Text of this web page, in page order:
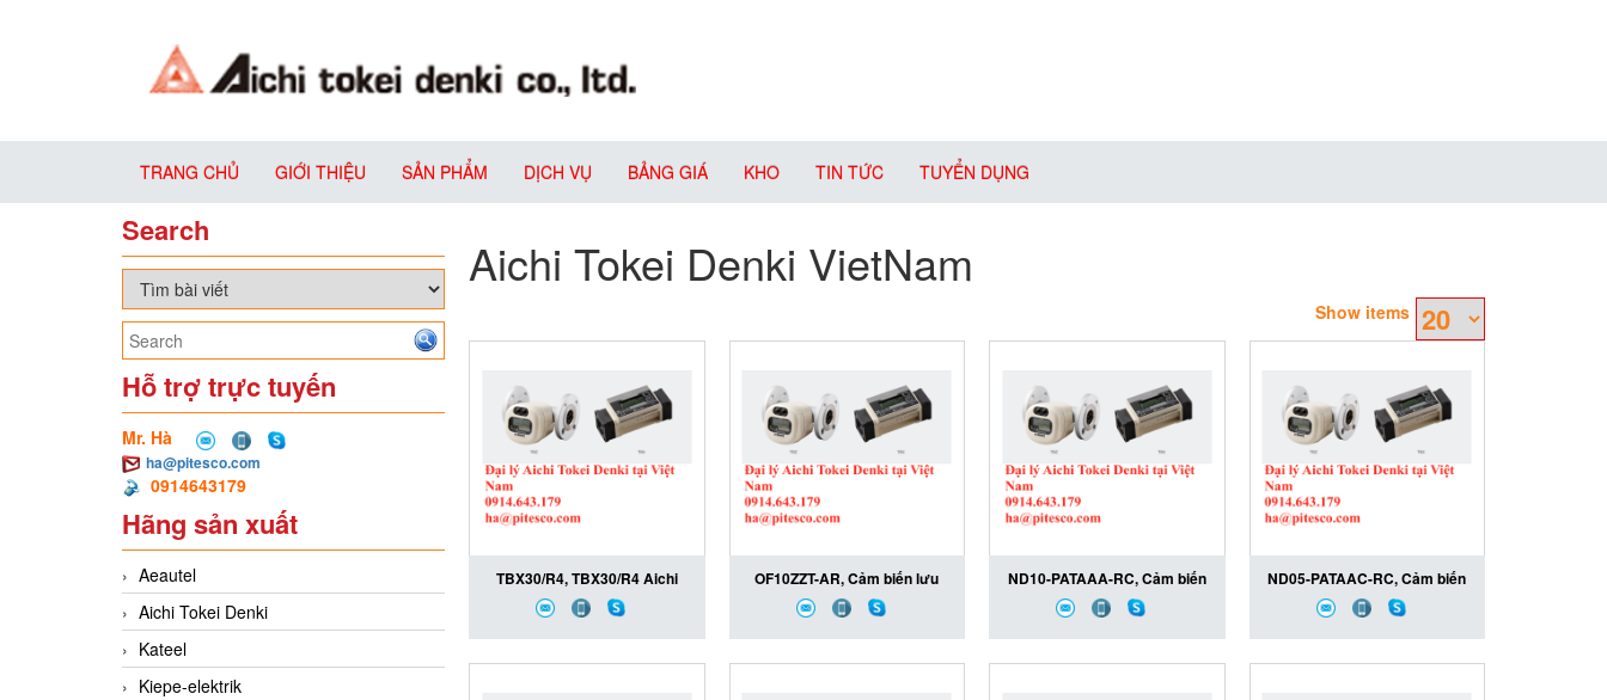
TRANG CHỦ GIỚI THIỆU SẢN PHẨM DỊCH VỤ BẢNG GIÁ KHO TIN TỨC TUYỂN DỤNG
Search
Hỗ trợ trực tuyến
Mr. Hà
ha@pitesco.com
0914643179
Hãng sản xuất
Aeautel
Aichi Tokei Denki
Kateel
Kiepe-elektrik
Aichi Tokei Denki VietNam
Show items
TBX30/R4, TBX30/R4 Aichi
Tokei Denki, Thiết bị đo lưu
lượng khí gas TBX30/R4, Đại
OF10ZZT-AR, Cảm biến lưu
lượng OF10ZZT-AR, OF10ZZT-
AR Aichi Tokei Denki, Đại lý
ND10-PATAAA-RC, Cảm biến
lưu lượng ND10-PATAAA-RC,
ND10-PATAAA-RC Aichi Tokei
ND05-PATAAC-RC, Cảm biến
lưu lượng khí ND05-PATAAC-
RC, ND05-PATAAC-RC Aichi